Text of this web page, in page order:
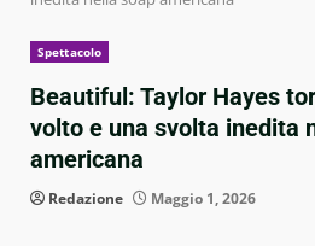
Spettacolo
Beautiful: Taylor Hayes
volto e una svolta inedita
americana
Redazione Maggio 1, 2026